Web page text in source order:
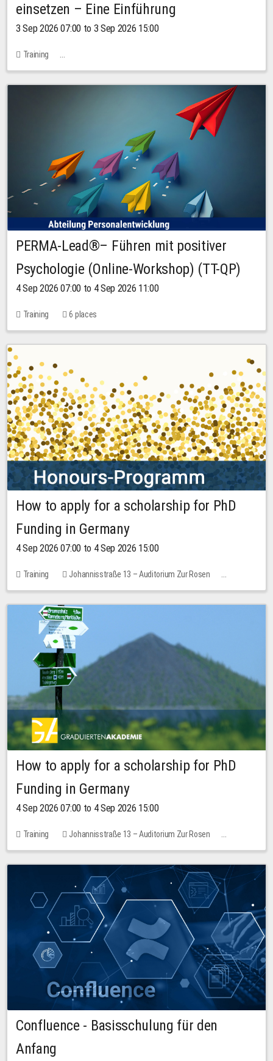
einsetzen – Eine Einführung
3 Sep 2026 07:00 to 3 Sep 2026 15:00
Training
Bachstraße 18k - SR 102 (Seminarraum Servicestelle LehreLernen)
PERMA-Lead®– Führen mit positiver
Psychologie (Online-Workshop) (TT-QP)
4 Sep 2026 07:00 to 4 Sep 2026 11:00
Training 6 places
How to apply for a scholarship for PhD
Funding in Germany
4 Sep 2026 07:00 to 4 Sep 2026 15:00
Training
Johannisstraße 13 – Auditorium Zur Rosen
No free places
How to apply for a scholarship for PhD
Funding in Germany
4 Sep 2026 07:00 to 4 Sep 2026 15:00
Training
Johannisstraße 13 – Auditorium Zur Rosen
7 places
10.00 EUR
Confluence - Basisschulung für den
Anfang